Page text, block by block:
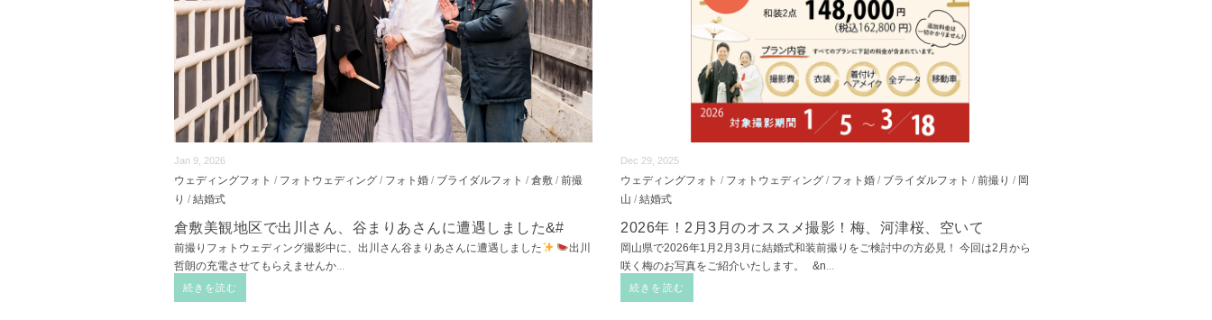
Jan 9, 2026
ウェディングフォト / フォトウェディング/ フォト婚/ ブライダルフォト / 倉敷/ 前撮
り / 結婚式
倉敷美観地区で出川さん、谷まりあさんに遭遇しました&#
前撮りフォトウェディング撮影中に、出川さん谷まりあさんに遭遇しました
出川
哲朗の充電させてもらえませんか...
続きを読む
Dec 29, 2025
ウェディングフォト / フォトウェディング / フォト婚 / ブライダルフォト /前撮り / 岡
山 /結婚式
2026年！2月3月のオススメ撮影！梅、河津桜、空いて
岡山県で2026年1月2月3月に結婚式和装前撮りをご検討中の方必見！ 今回は2月から
咲く梅のお写真をご紹介いたします。 &n...
続きを読む